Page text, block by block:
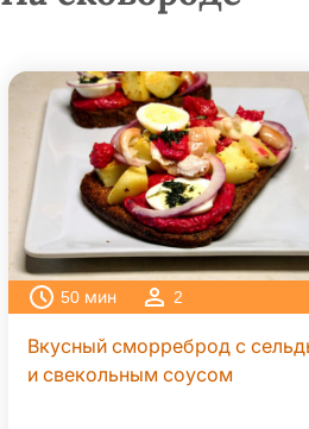
50 мин 2
Вкусный сморреброд с
и свекольным соусом